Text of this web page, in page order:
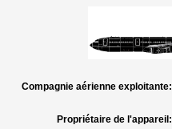
Compagnie aérienne exploitante:
Propriétaire de l'appareil: